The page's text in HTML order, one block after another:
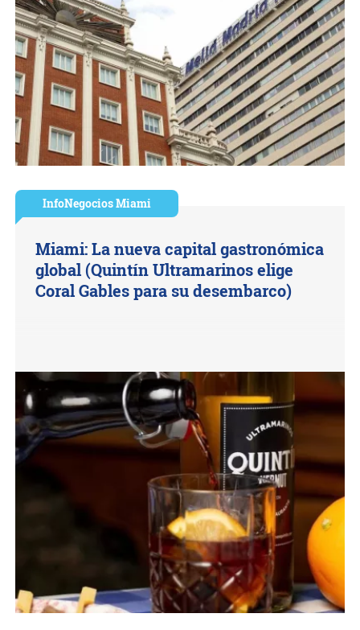
InfoNegocios Miami
Miami: La nueva capital gastronómica
global (Quintín Ultramarinos elige
Coral Gables para su desembarco)